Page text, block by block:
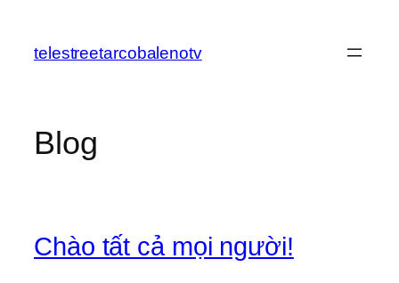
phầntelestreetarcobalenotv
Blog
Chào tất cả mọi người!